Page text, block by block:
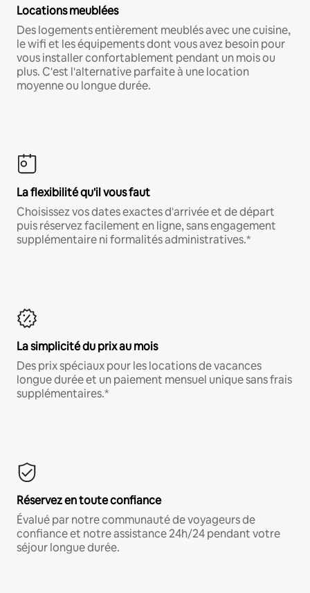
Locations meublées
Des logements entièrement meublés avec une cuisine,
le wifi et les équipements dont vous avez besoin pour
vous installer confortablement pendant un mois ou
plus. C'est l'alternative parfaite à une location
moyenne ou longue durée.
La flexibilité qu'il vous faut
Choisissez vos dates exactes d'arrivée et de départ
puis réservez facilement en ligne, sans engagement
supplémentaire ni formalités administratives.*
La simplicité du prix au mois
Des prix spéciaux pour les locations de vacances
longue durée et un paiement mensuel unique sans frais
supplémentaires.*
Réservez en toute confiance
Évalué par notre communauté de voyageurs de
confiance et notre assistance 24h/24 pendant votre
séjour longue durée.